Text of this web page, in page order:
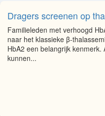
Dragers screenen op
Familieleden met verhoogd
naar het klassieke β-
HbA2 een belangrijk
kunnen...